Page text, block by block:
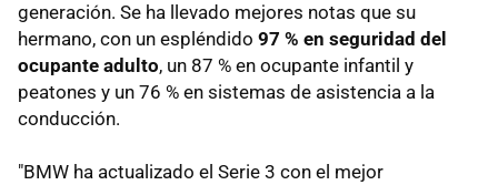
generación. Se ha llevado mejores notas que su
hermano, con un espléndido 97 % en seguridad del
ocupante adulto, un 87 % en ocupante infantil y
peatones y un 76 % en sistemas de asistencia a la
conducción.
"BMW ha actualizado el Serie 3 con el mejor